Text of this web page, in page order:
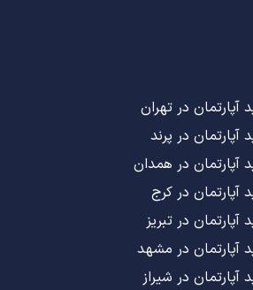
آپارتمان در تهران
آپارتمان در پرند
آپارتمان در همدان
آپارتمان در کرج
آپارتمان در تبریز
آپارتمان در مشهد
آپارتمان در شیراز